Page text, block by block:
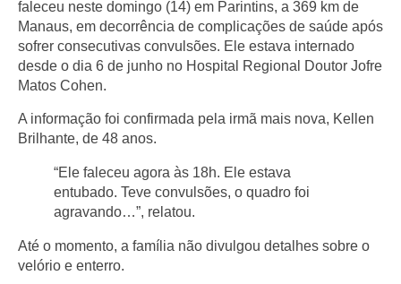
faleceu neste domingo (14) em Parintins, a 369 km de
Manaus, em decorrência de complicações de saúde após
sofrer consecutivas convulsões. Ele estava internado
desde o dia 6 de junho no Hospital Regional Doutor Jofre
Matos Cohen.
A informação foi confirmada pela irmã mais nova, Kellen
Brilhante, de 48 anos.
“Ele faleceu agora às 18h. Ele estava
entubado. Teve convulsões, o quadro foi
agravando…”, relatou.
Até o momento, a família não divulgou detalhes sobre o
velório e enterro.